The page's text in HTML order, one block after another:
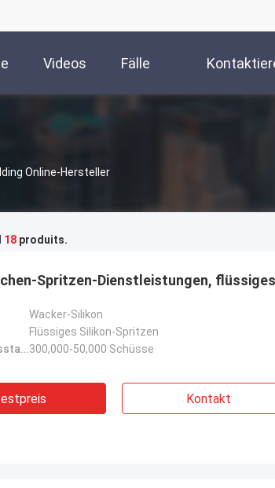
Videos Fälle
Online-Hersteller
18 produits.
Spritzen-Dienstleistungen,
Wacker-Silikon
Flüssiges Silikon-Spritzen
Werkzeugausstattungsleben:300,000-50,000 Schüsse
Kontakt